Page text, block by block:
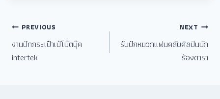
PREVIOUS
งานปักกระเป๋าเป้โน๊ตบุ๊ค
intertek
NEXT
รับปักหมวกแฟนคลับศิลปินนัก
ร้องดารา